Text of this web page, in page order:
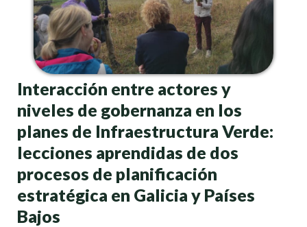
Interacción entre actores y
niveles de gobernanza en los
planes de Infraestructura Verde:
lecciones aprendidas de dos
procesos de planificación
estratégica en Galicia y Países
Bajos